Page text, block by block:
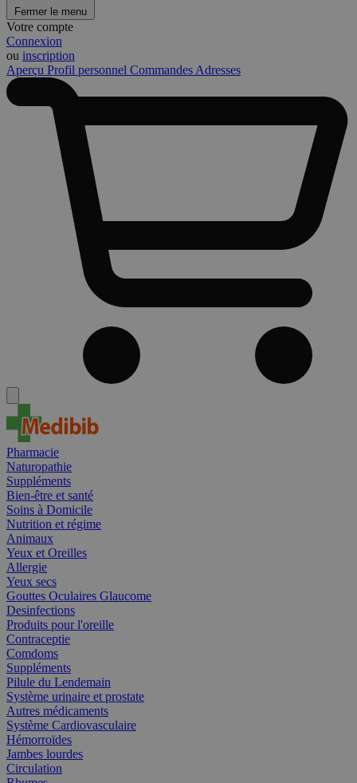
Fermer le menu
Votre compte
Connexion
ou inscription
Aperçu Profil personnel Commandes Adresses
Pharmacie
Naturopathie
Suppléments
Bien-être et santé
Soins à Domicile
Nutrition et régime
Animaux
Yeux et Oreilles
Allergie
Yeux secs
Gouttes Oculaires Glaucome
Desinfections
Produits pour l'oreille
Contraceptie
Comdoms
Suppléments
Pilule du Lendemain
Système urinaire et prostate
Autres médicaments
Système Cardiovasculaire
Hémorroïdes
Jambes lourdes
Circulation